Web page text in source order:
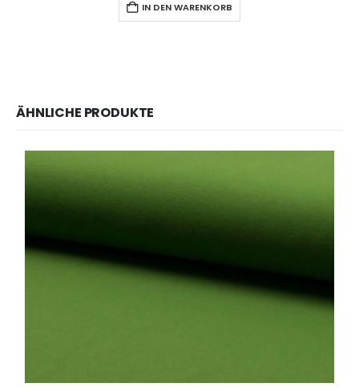
IN DEN WARENKORB
ÄHNLICHE PRODUKTE